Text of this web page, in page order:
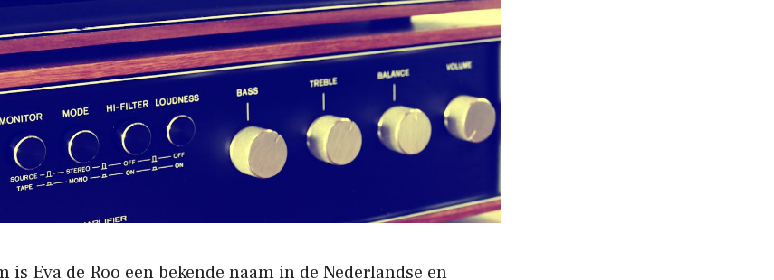
is Eva de Roo een bekende naam in de Nederlandse en